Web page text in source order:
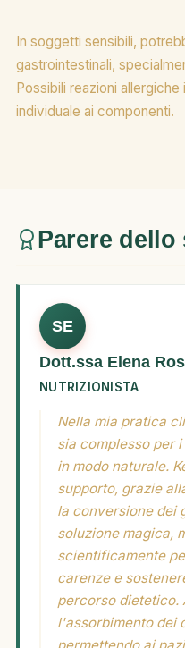
In soggetti sensibili,
gastrointestinali,
Possibili reazioni
individuale ai componenti.
Parere
SE
Dott.ssa Elena
NUTRIZIONISTA
Nella mia pratica
sia complesso per
in modo naturale.
supporto, grazie
la conversione dei
soluzione magica,
scientificamente
carenze e
percorso dietetico.
l'assorbimento dei